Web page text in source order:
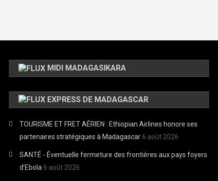
MIDI MADAGASIKARA
EXPRESS DE MADAGASCAR
TOURISME ET FRET AÉRIEN : Ethiopian Airlines honore ses
partenaires stratégiques à Madagascar 6 août 2026
SANTÉ - Éventuelle fermeture des frontières aux pays foyers
d’Ebola 6 août 2026